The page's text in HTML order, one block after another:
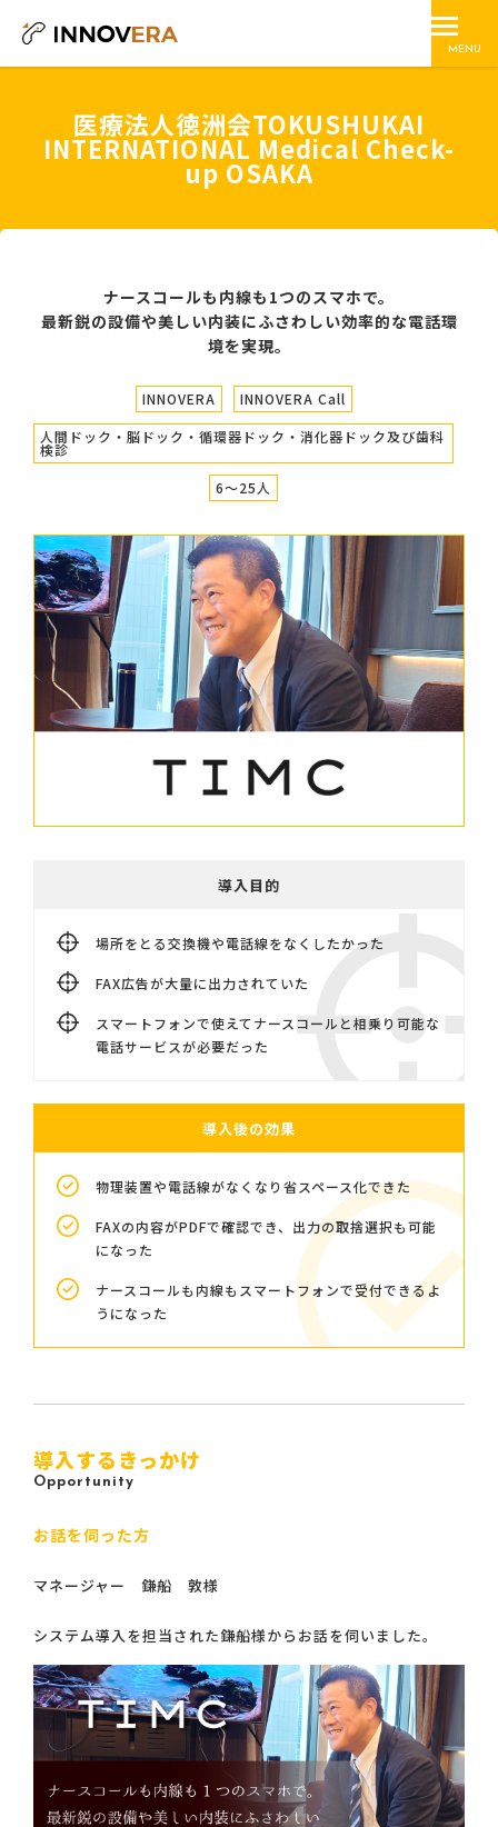
MENU
医療法人徳洲会TOKUSHUKAI
INTERNATIONAL Medical Check-
up OSAKA
ナースコールも内線も1つのスマホで。
最新鋭の設備や美しい内装にふさわしい効率的な電話環
境を実現。
INNOVERA
INNOVERA Call
人間ドック・脳ドック・循環器ドック・消化器ドック及び歯科
検診
6〜25人
導入目的
場所をとる交換機や電話線をなくしたかった
FAX広告が大量に出力されていた
スマートフォンで使えてナースコールと相乗り可能な
電話サービスが必要だった
導入後の効果
物理装置や電話線がなくなり省スペース化できた
FAXの内容がPDFで確認でき、出力の取捨選択も可能
になった
ナースコールも内線もスマートフォンで受付できるよ
うになった
導入するきっかけ
Opportunity
お話を伺った方
マネージャー 鎌船 敦様
システム導入を担当された鎌船様からお話を伺いました。